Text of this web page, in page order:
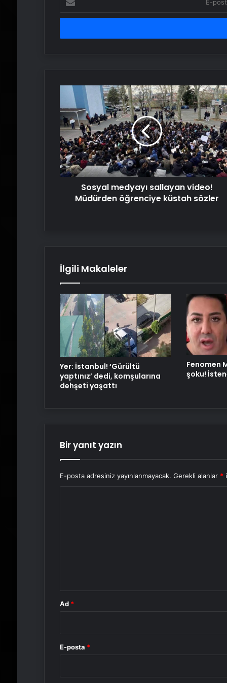
posta
adresinizi
Sosyal
medyayı
sallayan
video!
Müdürden
öğrenciye
küstah
sözler
Sosyal medyayı sallayan video!
Müdürden öğrenciye küstah sözler
İlgili Makaleler
Yer: İstanbul! ‘Gürültü
yaptınız’ dedi, komşularına
dehşeti yaşattı
Fenomen
şoku!
Bir yanıt yazın
E-posta adresiniz yayınlanmayacak. Gerekli alanlar *
Ad *
E-posta *